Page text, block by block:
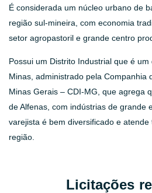
É considerada um núcleo urbano de
região sul-mineira, com economia
setor agropastoril e grande centro
Possui um Distrito Industrial que é
Minas, administrado pela Companhia
Minas Gerais – CDI-MG, que agrega
de Alfenas, com indústrias de grande
varejista é bem diversificado e
região.
Licitações